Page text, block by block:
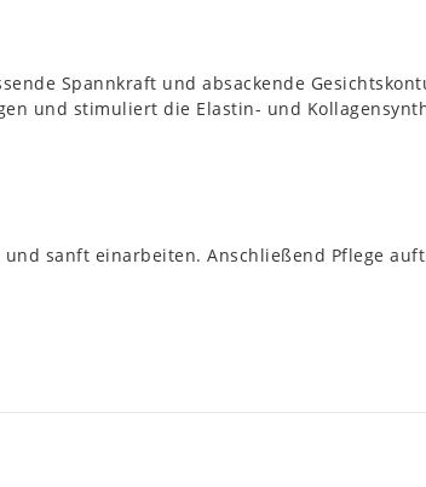
Spannkraft und absackende
und stimuliert die Elastin- und
sanft einarbeiten. Anschließend Pflege